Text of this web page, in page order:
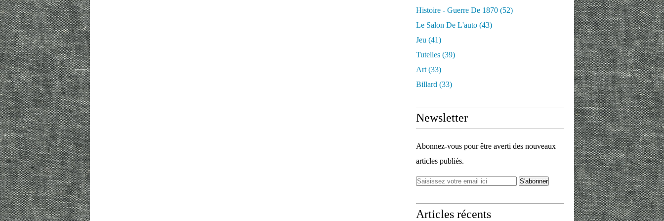
Histoire - Guerre De 1870 (52)
Le Salon De L'auto (43)
Jeu (41)
Tutelles (39)
Art (33)
Billard (33)
Newsletter
Abonnez-vous pour être averti des nouveaux
articles publiés.
Articles récents